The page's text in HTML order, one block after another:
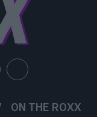
ON THE ROXX